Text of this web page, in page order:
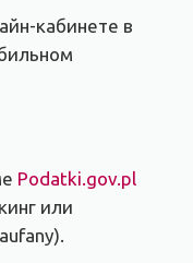
кабинете в
Podatki.gov.pl
или